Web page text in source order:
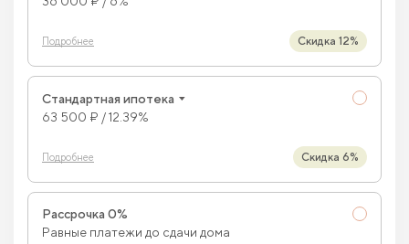
Подробнее Скидка 12%
Стандартная ипотека
63 500 ₽ / 12.39%
Подробнее Скидка 6%
Рассрочка 0%
Равные платежи до сдачи дома